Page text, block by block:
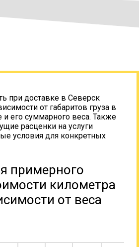
при доставке в Северск
от габаритов груза в
его суммарного веса. Также
расценки на услуги
условия для конкретных
примерного
километра
от веса